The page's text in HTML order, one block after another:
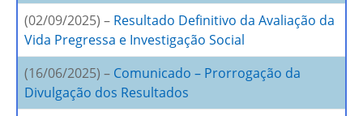
(02/09/2025) – Resultado Definitivo da Avaliação da
Vida Pregressa e Investigação Social
(16/06/2025) – Comunicado – Prorrogação da
Divulgação dos Resultados